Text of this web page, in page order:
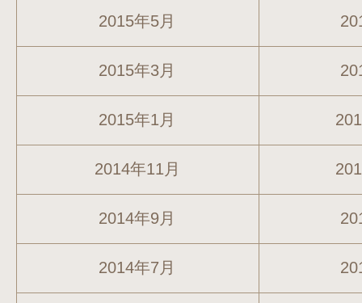
2015年5月
2015年3月
2015年1月
2014年11月
2014年9月
2014年7月